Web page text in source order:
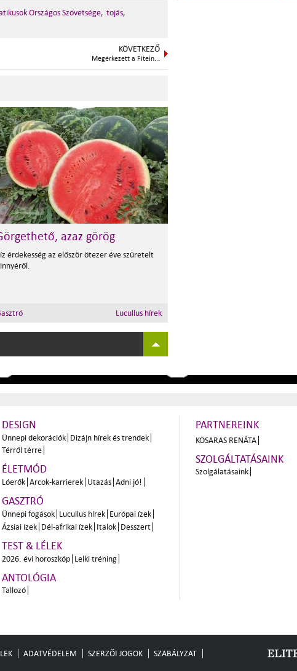
Országos Szövetsége, tojás,
KÖVETKEZŐ
Megérkezett a Fitein...
azaz görög
érdekesség az először ötezer éve szüretelt
Lucullus hírek
DESIGN
Ünnepi dekorációk Dizájn hírek és trendek
Térről térre
ÉLETMÓD
Lóerők Arcok-karrierek Utazás Adni jó!
GASZTRÓ
Ünnepi fogások Lucullus hírek Európai ízek
Ázsiai ízek Dél-afrikai ízek Italok Desszert
TEST & LÉLEK
2026. évi horoszkóp Lelki tréning
ANTOLÓGIA
Tallozó
PARTNEREINK
KOSARAS RENÁTA
SZOLGÁLTATÁSAINK
Szolgálatásaink
ADATVÉDELEM SZERZŐI JOGOK SZABÁLYZAT